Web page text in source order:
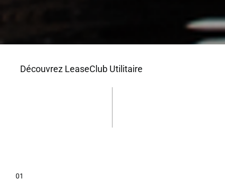
Découvrez LeaseClub Utilitaire
01